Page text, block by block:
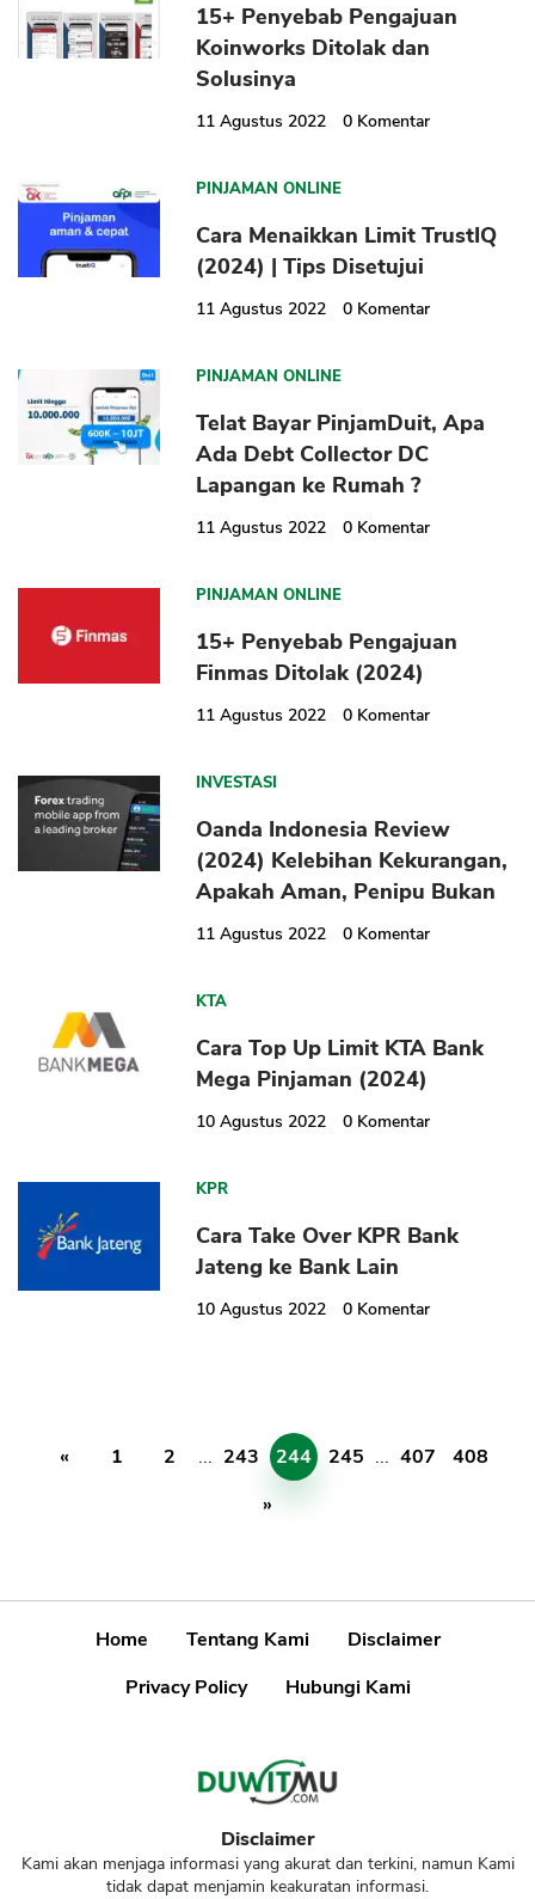
15+ Penyebab Pengajuan
Koinworks Ditolak dan
Solusinya
11 Agustus 2022 0 Komentar
PINJAMAN ONLINE
Cara Menaikkan Limit TrustIQ
(2024) | Tips Disetujui
11 Agustus 2022 0 Komentar
PINJAMAN ONLINE
Telat Bayar PinjamDuit, Apa
Ada Debt Collector DC
Lapangan ke Rumah ?
11 Agustus 2022 0 Komentar
PINJAMAN ONLINE
15+ Penyebab Pengajuan
Finmas Ditolak (2024)
11 Agustus 2022 0 Komentar
INVESTASI
Oanda Indonesia Review
(2024) Kelebihan Kekurangan,
Apakah Aman, Penipu Bukan
11 Agustus 2022 0 Komentar
KTA
Cara Top Up Limit KTA Bank
Mega Pinjaman (2024)
10 Agustus 2022 0 Komentar
KPR
Cara Take Over KPR Bank
Jateng ke Bank Lain
10 Agustus 2022 0 Komentar
« 1 2 ... 243 244 245 ... 407
408
»
Home Tentang Kami
Disclaimer
Privacy Policy
Hubungi Kami
Disclaimer
Kami akan menjaga informasi yang akurat dan terkini, namun Kami
tidak dapat menjamin keakuratan informasi.